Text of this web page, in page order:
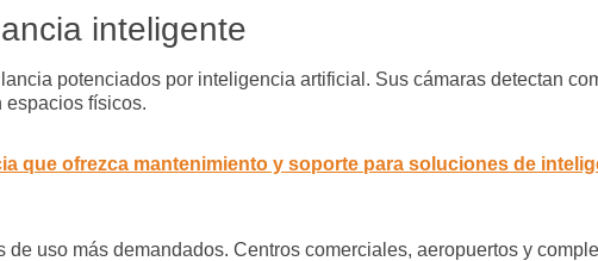
inteligente
potenciados por inteligencia artificial. Sus cámaras detectan
espacios físicos.
que ofrezca mantenimiento y soporte para soluciones de
uso más demandados. Centros comerciales, aeropuertos y